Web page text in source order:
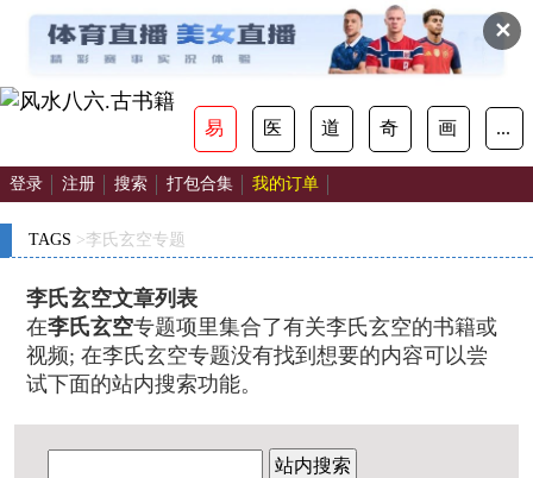
✕
易 医 道 奇 画 ...
登录 注册 搜索 打包合集 我的订单
TAGS >李氏玄空专题
李氏玄空文章列表
在李氏玄空专题项里集合了有关李氏玄空的书籍或
视频; 在李氏玄空专题没有找到想要的内容可以尝
试下面的站内搜索功能。
站内搜索